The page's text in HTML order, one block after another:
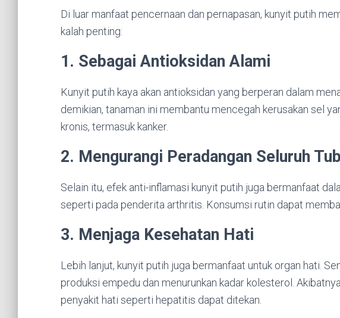
Di luar manfaat pencernaan dan pernapasan, kunyit putih
kalah penting:
1. Sebagai Antioksidan Alami
Kunyit putih kaya akan antioksidan yang berperan dalam
demikian, tanaman ini membantu mencegah kerusakan sel
kronis, termasuk kanker.
2. Mengurangi Peradangan Seluruh
Selain itu, efek anti-inflamasi kunyit putih juga bermanfaat
seperti pada penderita arthritis. Konsumsi rutin dapat
3. Menjaga Kesehatan Hati
Lebih lanjut, kunyit putih juga bermanfaat untuk organ hati.
produksi empedu dan menurunkan kadar kolesterol.
penyakit hati seperti hepatitis dapat ditekan.